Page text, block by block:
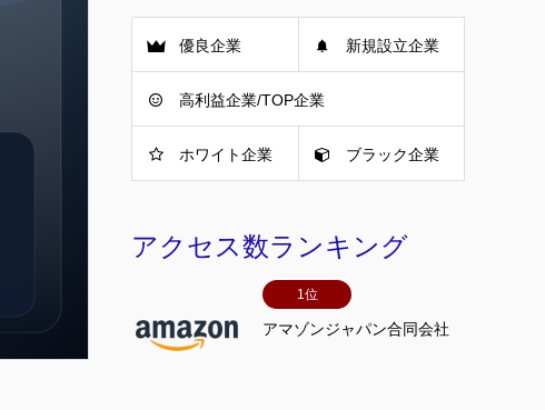
優良企業 新規設立企業
高利益企業/TOP企業
ホワイト企業 ブラック企業
アクセス数ランキング
1位
アマゾンジャパン合同会社